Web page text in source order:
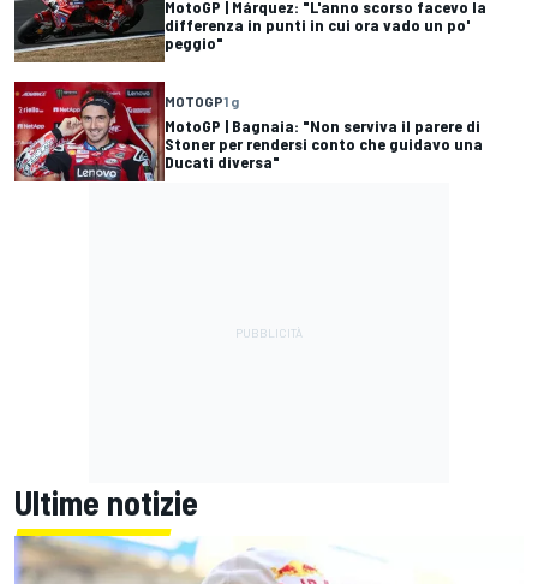
MotoGP | Márquez: "L'anno scorso facevo la
differenza in punti in cui ora vado un po'
peggio"
MOTOGP1 g
MotoGP | Bagnaia: "Non serviva il parere di
Stoner per rendersi conto che guidavo una
Ducati diversa"
Ultime notizie